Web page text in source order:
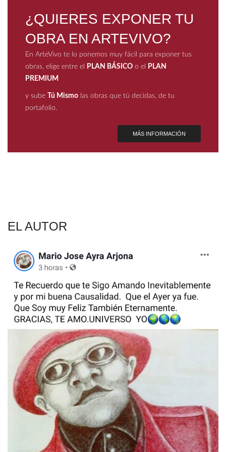
¿QUIERES EXPONER TU
OBRA EN ARTEVIVO?
En ArteVivo te lo ponemos muy fácil para exponer tus
obras, elige entre el
PLAN BÁSICO o el
PLAN
PREMIUM
y sube Tú Mismo las obras que tú decidas, de tu
portafolio.
MÁS INFORMACIÓN
EL AUTOR